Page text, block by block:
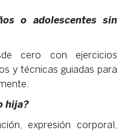
o adolescentes sin
cero con ejercicios
y técnicas guiadas para
hija?
expresión corporal,